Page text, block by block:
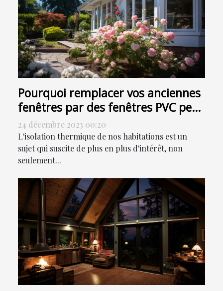
Pourquoi remplacer vos anciennes
fenêtres par des fenêtres PVC peut
contribuer à la réduction de votre
facture énergétique
24 décembre 2023 00:20
L'isolation thermique de nos habitations est un
sujet qui suscite de plus en plus d'intérêt, non
seulement...